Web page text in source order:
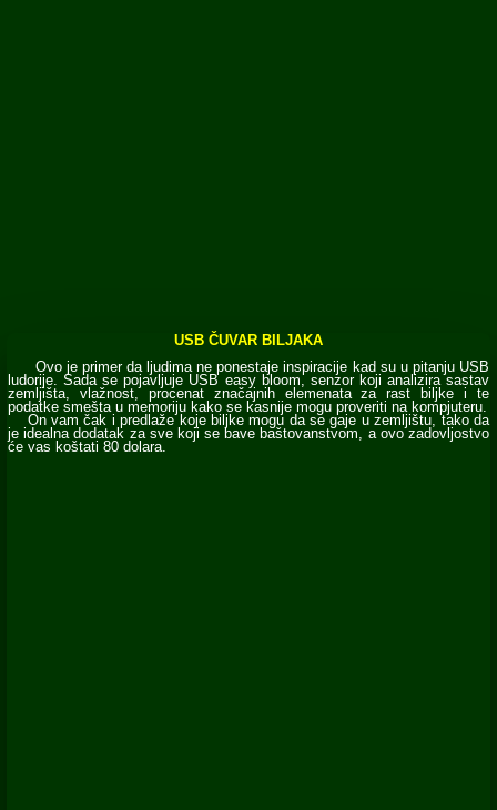
USB ČUVAR BILJAKA
Ovo je primer da ljudima ne ponestaje inspiracije kad su u pitanju USB
ludorije. Sada se pojavljuje USB easy bloom, senzor koji analizira sastav
zemljišta, vlažnost, procenat značajnih elemenata za rast biljke i te
podatke smešta u memoriju kako se kasnije mogu proveriti na kompjuteru.
On vam čak i predlaže koje biljke mogu da se gaje u zemljištu, tako da
je idealna dodatak za sve koji se bave baštovanstvom, a ovo zadovljostvo
će vas koštati 80 dolara.